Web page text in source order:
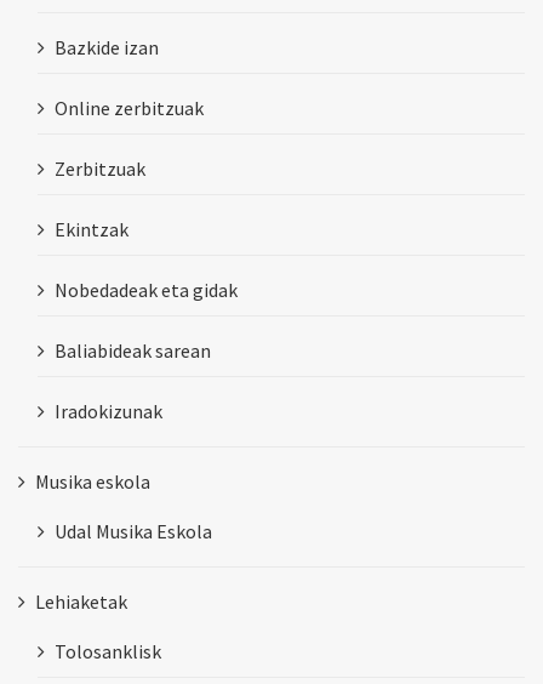
Bazkide izan
Online zerbitzuak
Zerbitzuak
Ekintzak
Nobedadeak eta gidak
Baliabideak sarean
Iradokizunak
Musika eskola
Udal Musika Eskola
Lehiaketak
Tolosanklisk